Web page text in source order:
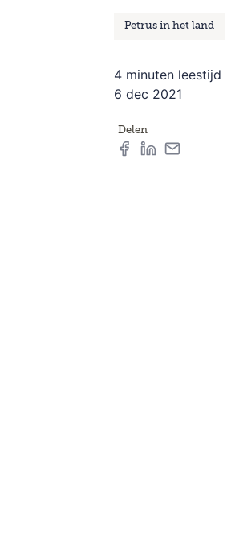
Petrus in het land
4 minuten leestijd
6 dec 2021
Delen